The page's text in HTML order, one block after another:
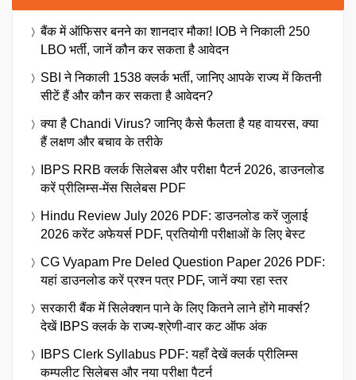
बैंक में ऑफिसर बनने का शानदार मौका! IOB ने निकाली 250
LBO भर्ती, जानें कौन कर सकता है आवेदन
SBI ने निकाली 1538 क्लर्क भर्ती, जानिए आपके राज्य में कितनी
सीटें हैं और कौन कर सकता है आवेदन?
क्या है Chandi Virus? जानिए कैसे फैलता है यह वायरस, क्या
हैं लक्षण और बचाव के तरीके
IBPS RRB क्लर्क सिलेबस और परीक्षा पैटर्न 2026, डाउनलोड
करें प्रीलिम्स-मेंस सिलेबस PDF
Hindu Review July 2026 PDF: डाउनलोड करें जुलाई
2026 करेंट अफेयर्स PDF, प्रतियोगी परीक्षाओं के लिए बेस्ट
CG Vyapam Pre Deled Question Paper 2026 PDF:
यहां डाउनलोड करें प्रश्न पत्र PDF, जानें क्या रहा स्तर
सरकारी बैंक में सिलेक्शन पाने के लिए कितने लाने होंगे मार्क्स?
देखें IBPS क्लर्क के राज्य-श्रेणी-वार कट ऑफ अंक
IBPS Clerk Syllabus PDF: यहाँ देखें क्लर्क प्रीलिम्स
कम्पलीट सिलेबस और नया परीक्षा पैटर्न